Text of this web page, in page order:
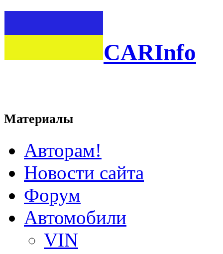
CARInfo
Материалы
Авторам!
Новости сайта
Форум
Автомобили
VIN